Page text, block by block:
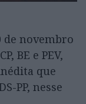
de novembro
BE e PEV,
que
PP, nesse